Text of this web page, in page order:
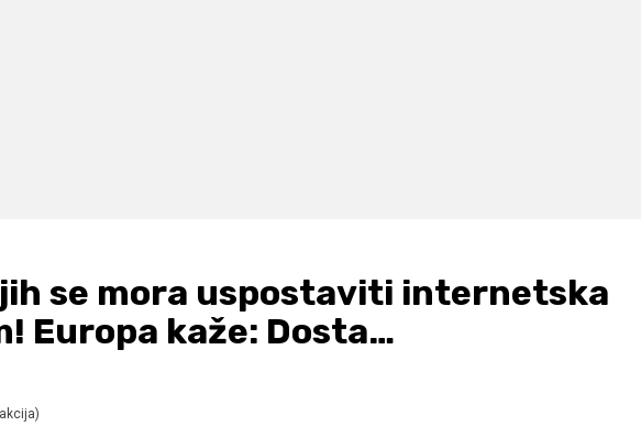
se mora uspostaviti internetska
Europa kaže: Dosta…